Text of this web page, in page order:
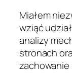
Miałem
wziąć
analizy
stronach